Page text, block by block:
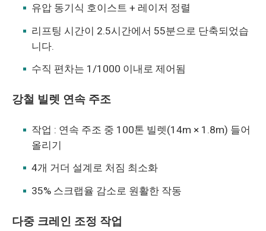
유압 동기식 호이스트 + 레이저 정렬
리프팅 시간이 2.5시간에서 55분으로 단축되었습
니다.
수직 편차는 1/1000 이내로 제어됨
강철 빌렛 연속 주조
작업 : 연속 주조 중 100톤 빌렛(14m × 1.8m) 들어
올리기
4개 거더 설계로 처짐 최소화
35% 스크랩율 감소로 원활한 작동
다중 크레인 조정 작업